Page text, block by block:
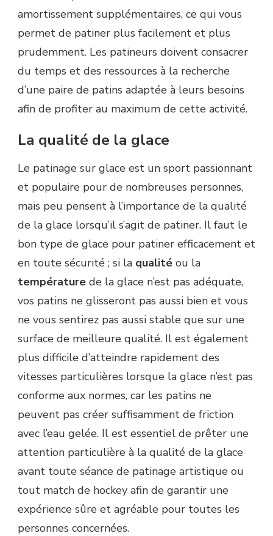
amortissement supplémentaires, ce qui vous
permet de patiner plus facilement et plus
prudemment. Les patineurs doivent consacrer
du temps et des ressources à la recherche
d’une paire de patins adaptée à leurs besoins
afin de profiter au maximum de cette activité.
La qualité de la glace
Le patinage sur glace est un sport passionnant
et populaire pour de nombreuses personnes,
mais peu pensent à l’importance de la qualité
de la glace lorsqu’il s’agit de patiner. Il faut le
bon type de glace pour patiner efficacement et
en toute sécurité ; si la qualité ou la
température de la glace n’est pas adéquate,
vos patins ne glisseront pas aussi bien et vous
ne vous sentirez pas aussi stable que sur une
surface de meilleure qualité. Il est également
plus difficile d’atteindre rapidement des
vitesses particulières lorsque la glace n’est pas
conforme aux normes, car les patins ne
peuvent pas créer suffisamment de friction
avec l’eau gelée. Il est essentiel de prêter une
attention particulière à la qualité de la glace
avant toute séance de patinage artistique ou
tout match de hockey afin de garantir une
expérience sûre et agréable pour toutes les
personnes concernées.